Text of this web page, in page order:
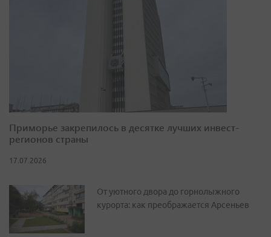
Приморье закрепилось в десятке лучших инвест-
регионов страны
17.07.2026
От уютного двора до горнолыжного
курорта: как преображается Арсеньев